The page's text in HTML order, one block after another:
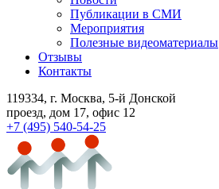
Публикации в СМИ
Мероприятия
Полезные видеоматериалы
Отзывы
Контакты
119334, г. Москва, 5-й Донской
проезд, дом 17, офис 12
+7 (495) 540-54-25